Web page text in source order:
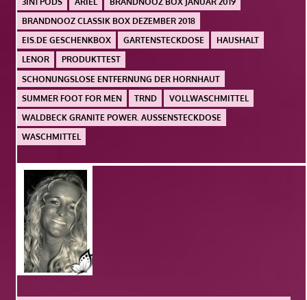
BRANDNOOZ CLASSIK BOX DEZEMBER 2018
EIS.DE GESCHENKBOX
GARTENSTECKDOSE
HAUSHALT
LENOR
PRODUKTTEST
SCHONUNGSLOSE ENTFERNUNG DER HORNHAUT
SUMMER FOOT FOR MEN
TRND
VOLLWASCHMITTEL
WALDBECK GRANITE POWER. AUSSENSTECKDOSE
WASCHMITTEL